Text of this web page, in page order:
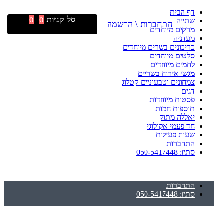
דף הבית
שתייה
מרקים מיוחדים
מעדניה
כריכונים בשרים מיוחדים
סלטים מיוחדים
לחמים מיוחדים
מגשי אירוח בשריים
צמחונים וטבעוניים קטלוג
דגים
פסטות מיוחדות
תוספות חמות
יאללה מתוק
חד פעמי אקולוגי
שעות פעילות
התחברות
סתיו: 050-5417448
התחברות
סתיו: 050-5417448
התחברות \ הרשמה סל קניות 0
0